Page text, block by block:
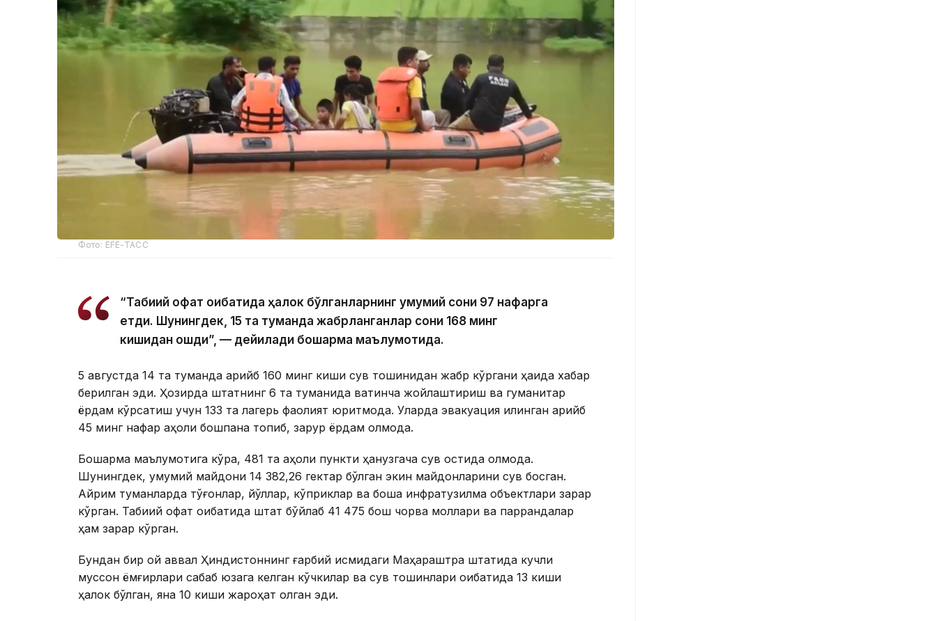
Фото: EFE-ТАСС
“Табиий офат оқибатида ҳалок бўлганларнинг умумий сони 97 нафарга
етди. Шунингдек, 15 та туманда жабрланганлар сони 168 минг
кишидан ошди”, — дейилади бошқарма маълумотида.
5 августда 14 та туманда қарийб 160 минг киши сув тошқинидан жабр кўргани ҳақида хабар
берилган эди. Ҳозирда штатнинг 6 та туманида вақтинча жойлаштириш ва гуманитар
ёрдам кўрсатиш учун 133 та лагерь фаолият юритмоқда. Уларда эвакуация қилинган қарийб
45 минг нафар аҳоли бошпана топиб, зарур ёрдам олмоқда.
Бошқарма маълумотига кўра, 481 та аҳоли пункти ҳанузгача сув остида қолмоқда.
Шунингдек, умумий майдони 14 382,26 гектар бўлган экин майдонларини сув босган.
Айрим туманларда тўғонлар, йўллар, кўприклар ва бошқа инфратузилма объектлари зарар
кўрган. Табиий офат оқибатида штат бўйлаб 41 475 бош чорва моллари ва паррандалар
ҳам зарар кўрган.
Бундан бир ой аввал Ҳиндистоннинг ғарбий қисмидаги Маҳараштра штатида кучли
муссон ёмғирлари сабаб юзага келган кўчкилар ва сув тошқинлари оқибатида 13 киши
ҳалок бўлган, яна 10 киши жароҳат олган эди.